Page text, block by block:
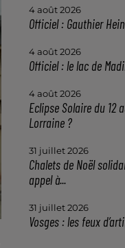
4 août 2026
Officiel : Gauthier
4 août 2026
Officiel : le lac de
4 août 2026
Eclipse Solaire du 12
Lorraine ?
31 juillet 2026
Chalets de Noël
appel à...
31 juillet 2026
Vosges : les feux